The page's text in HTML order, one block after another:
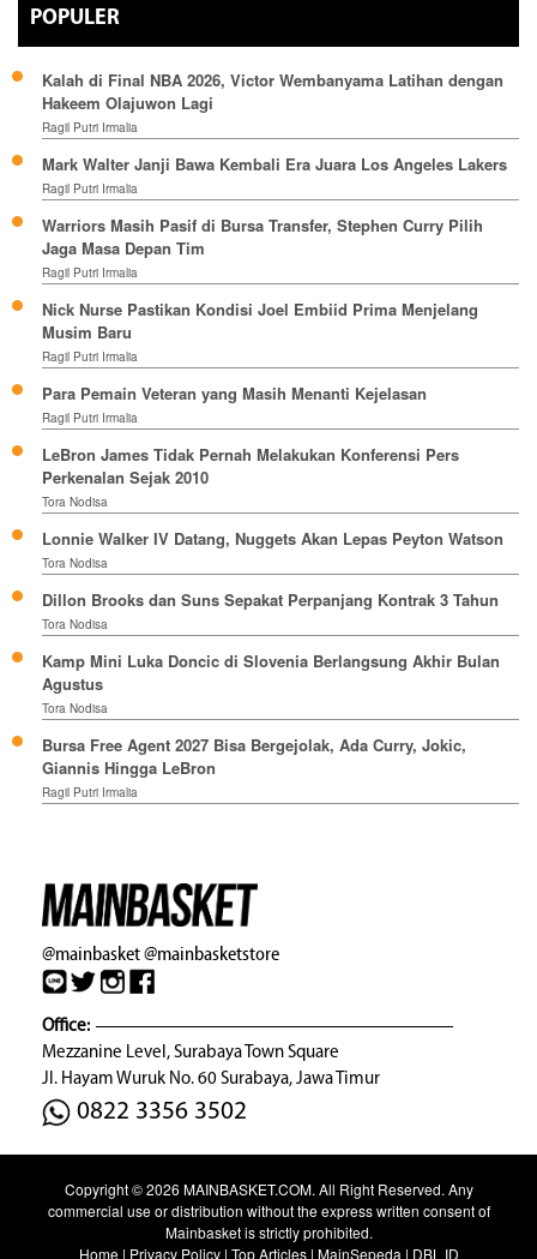
POPULER
Kalah di Final NBA 2026, Victor Wembanyama Latihan dengan
Hakeem Olajuwon Lagi
Ragil Putri Irmalia
Mark Walter Janji Bawa Kembali Era Juara Los Angeles Lakers
Ragil Putri Irmalia
Warriors Masih Pasif di Bursa Transfer, Stephen Curry Pilih
Jaga Masa Depan Tim
Ragil Putri Irmalia
Nick Nurse Pastikan Kondisi Joel Embiid Prima Menjelang
Musim Baru
Ragil Putri Irmalia
Para Pemain Veteran yang Masih Menanti Kejelasan
Ragil Putri Irmalia
LeBron James Tidak Pernah Melakukan Konferensi Pers
Perkenalan Sejak 2010
Tora Nodisa
Lonnie Walker IV Datang, Nuggets Akan Lepas Peyton Watson
Tora Nodisa
Dillon Brooks dan Suns Sepakat Perpanjang Kontrak 3 Tahun
Tora Nodisa
Kamp Mini Luka Doncic di Slovenia Berlangsung Akhir Bulan
Agustus
Tora Nodisa
Bursa Free Agent 2027 Bisa Bergejolak, Ada Curry, Jokic,
Giannis Hingga LeBron
Ragil Putri Irmalia
@mainbasket@mainbasketstore
Office:
Mezzanine Level, Surabaya Town Square
Jl. Hayam Wuruk No. 60 Surabaya, Jawa Timur
0822 3356 3502
Copyright © 2026 MAINBASKET.COM. All Right Reserved. Any
commercial use or distribution without the express written consent of
Mainbasket is strictly prohibited.
Home| Privacy Policy| Top Articles| MainSepeda | DBL ID